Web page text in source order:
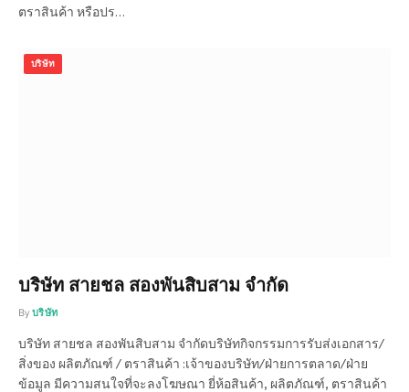
ตราสินค้า หรือปร…
บริษัท
บริษัท สายชล สองพันสิบสาม จำกัด
By บริษัท
บริษัท สายชล สองพันสิบสาม จำกัดบริษัทกิจกรรมการรับส่งเอกสาร/
สิ่งของ ผลิตภัณฑ์ / ตราสินค้า :เจ้าของบริษัท/ฝ่ายการตลาด/ฝ่าย
ข้อมูล มีความสนใจที่จะลงโฆษณา ยี่ห้อสินค้า, ผลิตภัณฑ์, ตราสินค้า